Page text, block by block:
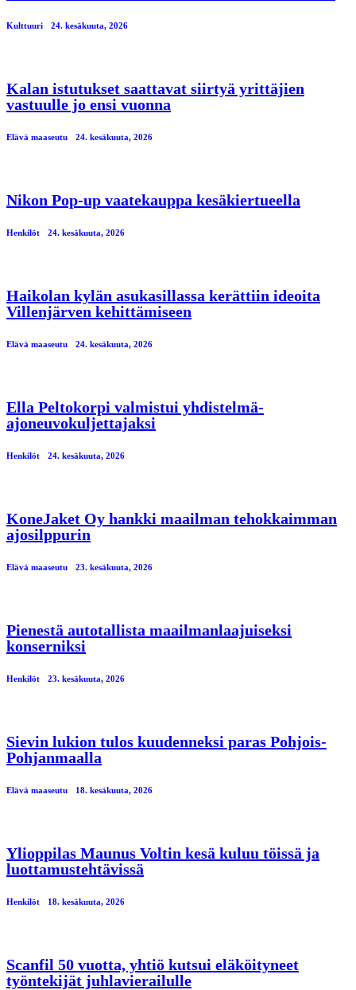
Kulttuuri 24. kesäkuuta, 2026
Kalan istutukset saattavat siirtyä yrittäjien
vastuulle jo ensi vuonna
Elävä maaseutu 24. kesäkuuta, 2026
Nikon Pop-up vaatekauppa kesäkiertueella
Henkilöt 24. kesäkuuta, 2026
Haikolan kylän asukasillassa kerättiin ideoita
Villenjärven kehittämiseen
Elävä maaseutu 24. kesäkuuta, 2026
Ella Peltokorpi valmistui yhdistelmä-
ajoneuvokuljettajaksi
Henkilöt 24. kesäkuuta, 2026
KoneJaket Oy hankki maailman tehokkaimman
ajosilppurin
Elävä maaseutu 23. kesäkuuta, 2026
Pienestä autotallista maailmanlaajuiseksi
konserniksi
Henkilöt 23. kesäkuuta, 2026
Sievin lukion tulos kuudenneksi paras Pohjois-
Pohjanmaalla
Elävä maaseutu 18. kesäkuuta, 2026
Ylioppilas Maunus Voltin kesä kuluu töissä ja
luottamustehtävissä
Henkilöt 18. kesäkuuta, 2026
Scanfil 50 vuotta, yhtiö kutsui eläköityneet
työntekijät juhlavierailulle